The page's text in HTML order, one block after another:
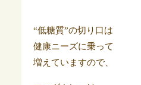
“低糖質”の切り口は
健康ニーズに乗って
増えていますので、